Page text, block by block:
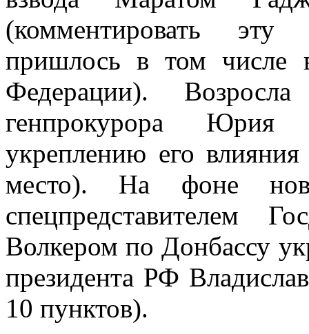
(комментировать эту
пришлось в том числе
Федерации). Возросла
генпрокурора Юрия
укреплению его
место). На фоне
спецпредставителем
Волкером по Донбассу
президента РФ
10 пунктов).